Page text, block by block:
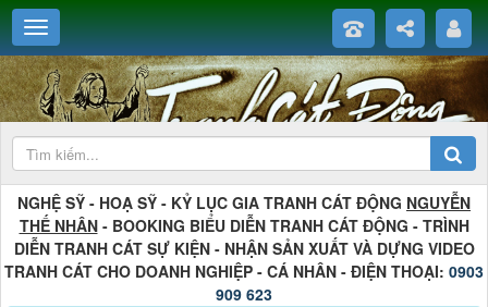
NGHỆ SỸ - HOẠ SỸ - KỶ LỤC GIA TRANH CÁT ĐỘNG NGUYỄN
THẾ NHÂN- BOOKING BIỂU DIỄN TRANH CÁT ĐỘNG - TRÌNH
DIỄN TRANH CÁT SỰ KIỆN - NHẬN SẢN XUẤT VÀ DỰNG VIDEO
TRANH CÁT CHO DOANH NGHIỆP - CÁ NHÂN - ĐIỆN THOẠI: 0903
909 623